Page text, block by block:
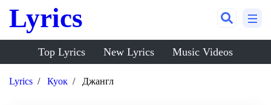
Lyrics
Top Lyrics New Lyrics Music Videos
Lyrics Куок Джангл